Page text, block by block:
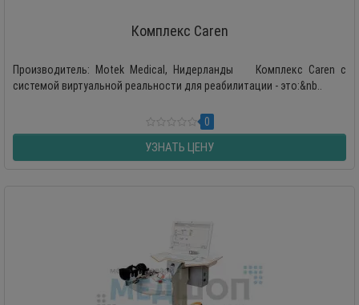
Комплекс Caren
Производитель: Motek Medical, Нидерланды Комплекс Caren c
системой виртуальной реальности для реабилитации - это:&nb..
0
УЗНАТЬ ЦЕНУ